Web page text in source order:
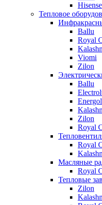
Hisense
Тепловое
Ballu
Royal
Viomi
Zilon
Ballu
Zilon
Royal
Royal
Масляные
Royal
Тепловые
Zilon